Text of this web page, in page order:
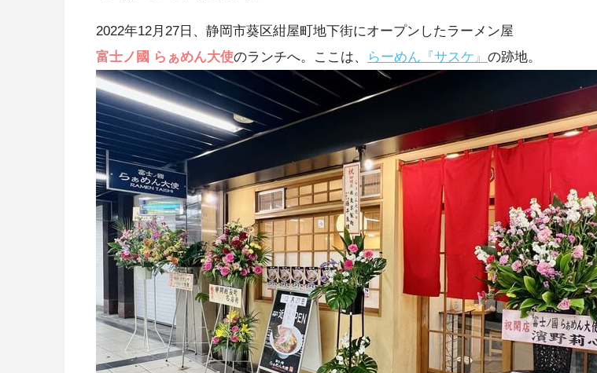
2022年12月27日、静岡市葵区紺屋町地下街にオープンしたラーメン屋
富士ノ國 らぁめん大使のランチへ。ここは、 らーめん『サスケ』 の跡地。